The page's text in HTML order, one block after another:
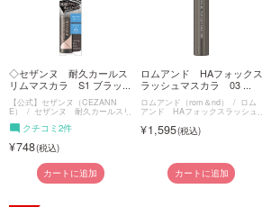
◇セザンヌ 耐久カールス
リムマスカラ S1 ブラッ...
【公式】セザンヌ（CEZANN
E） セザンヌ 耐久カールスリ
クチコミ2件
748
カートに追加
ロムアンド HAフォックス
ラッシュマスカラ 03 ...
ロムアンド（rom＆nd） ロム
アンド HAフォックスラッシュ
1,595
カートに追加